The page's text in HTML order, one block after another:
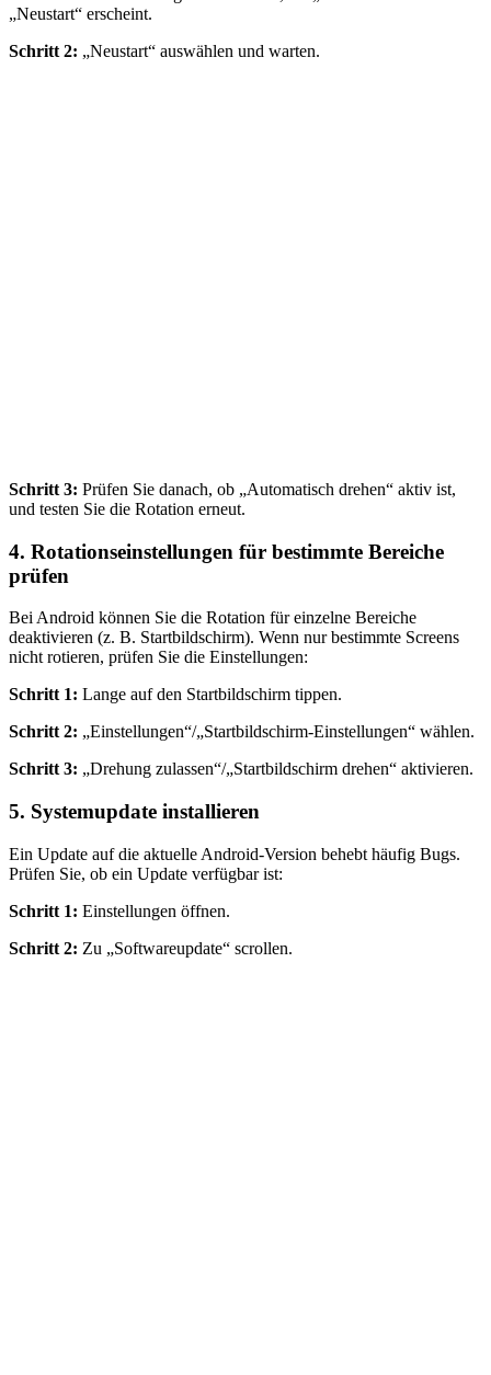
„Neustart“ erscheint.
Schritt 2: „Neustart“ auswählen und warten.
Schritt 3: Prüfen Sie danach, ob „Automatisch drehen“ aktiv ist,
und testen Sie die Rotation erneut.
4. Rotationseinstellungen für bestimmte Bereiche
prüfen
Bei Android können Sie die Rotation für einzelne Bereiche
deaktivieren (z. B. Startbildschirm). Wenn nur bestimmte Screens
nicht rotieren, prüfen Sie die Einstellungen:
Schritt 1: Lange auf den Startbildschirm tippen.
Schritt 2: „Einstellungen“/„Startbildschirm‑Einstellungen“ wählen.
Schritt 3: „Drehung zulassen“/„Startbildschirm drehen“ aktivieren.
5. Systemupdate installieren
Ein Update auf die aktuelle Android‑Version behebt häufig Bugs.
Prüfen Sie, ob ein Update verfügbar ist:
Schritt 1: Einstellungen öffnen.
Schritt 2: Zu „Softwareupdate“ scrollen.